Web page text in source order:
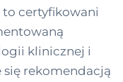
to certyfikowani
klinicznej i
rekomendacją